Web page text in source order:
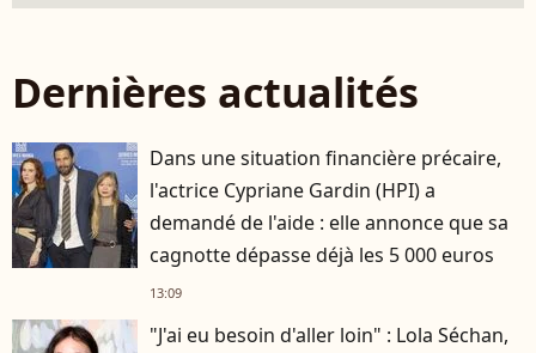
Dernières actualités
Dans une situation financière précaire,
l'actrice Cypriane Gardin (HPI) a
demandé de l'aide : elle annonce que sa
cagnotte dépasse déjà les 5 000 euros
13:09
"J'ai eu besoin d'aller loin" : Lola Séchan,